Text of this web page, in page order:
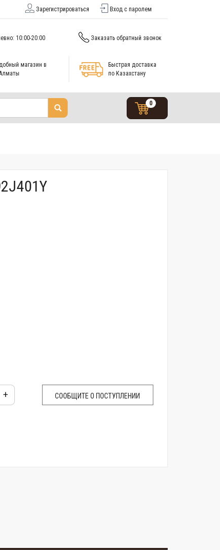
Зарегистрироваться Вход с паролем
10:00-20:00 Заказать обратный звонок
магазин в
Быстрая доставка
по Казахстану
0
+ СООБЩИТЕ О ПОСТУПЛЕНИИ